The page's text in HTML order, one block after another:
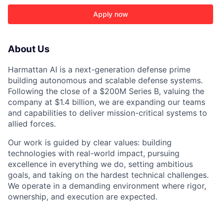
ACME Homepage
Apply now
About Us
Harmattan AI is a next-generation defense prime
building autonomous and scalable defense systems.
Following the close of a $200M Series B, valuing the
company at $1.4 billion, we are expanding our teams
and capabilities to deliver mission-critical systems to
allied forces.
Our work is guided by clear values: building
technologies with real-world impact, pursuing
excellence in everything we do, setting ambitious
goals, and taking on the hardest technical challenges.
We operate in a demanding environment where rigor,
ownership, and execution are expected.